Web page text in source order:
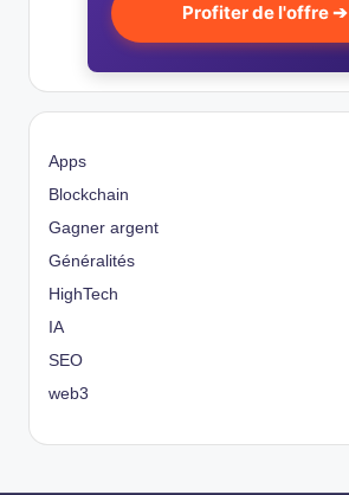
Profiter de l'offre ➔
Apps
Blockchain
Gagner argent
Généralités
HighTech
IA
SEO
web3